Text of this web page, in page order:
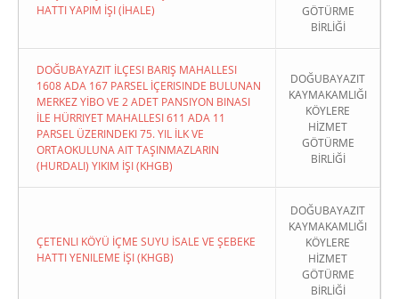
HATTI YAPIM İŞI (İHALE)
GÖTÜRME
BİRLİĞİ
DOĞUBAYAZIT İLÇESI BARIŞ MAHALLESI
1608 ADA 167 PARSEL İÇERISINDE BULUNAN
MERKEZ YİBO VE 2 ADET PANSIYON BINASI
İLE HÜRRIYET MAHALLESI 611 ADA 11
PARSEL ÜZERINDEKI 75. YIL İLK VE
ORTAOKULUNA AIT TAŞINMAZLARIN
(HURDALI) YIKIM İŞI (KHGB)
DOĞUBAYAZIT
KAYMAKAMLIĞI
KÖYLERE
HİZMET
GÖTÜRME
BİRLİĞİ
ÇETENLI KÖYÜ İÇME SUYU İSALE VE ŞEBEKE
HATTI YENILEME İŞI (KHGB)
DOĞUBAYAZIT
KAYMAKAMLIĞI
KÖYLERE
HİZMET
GÖTÜRME
BİRLİĞİ